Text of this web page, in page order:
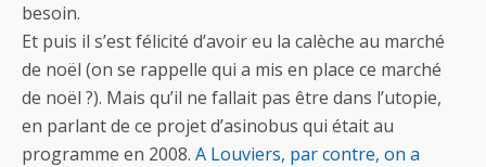
besoin.
Et puis il s’est félicité d’avoir eu la calèche au marché
de noël (on se rappelle qui a mis en place ce marché
de noël ?). Mais qu’il ne fallait pas être dans l’utopie,
en parlant de ce projet d’asinobus qui était au
programme en 2008. A Louviers, par contre, on a